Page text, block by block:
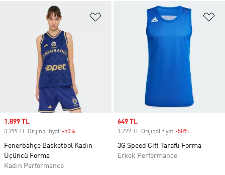
Favori Listesine Ekle
Sale price
1.899 TL
3.799 TL Orijinal fiyat -50%
Fenerbahçe Basketbol Kadin
Üçüncü Forma
Kadın Performance
Sale price
649 TL
1.299 TL Orijinal fiyat -50%
3G Speed Çift Taraflı Forma
Erkek Performance